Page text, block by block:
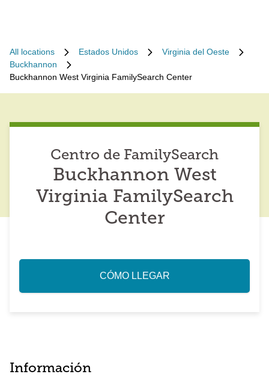
All locations Estados Unidos
Virginia del Oeste
Buckhannon
Buckhannon West Virginia FamilySearch Center
Centro de FamilySearch
Buckhannon West
Virginia FamilySearch
Center
CÓMO LLEGAR
Información